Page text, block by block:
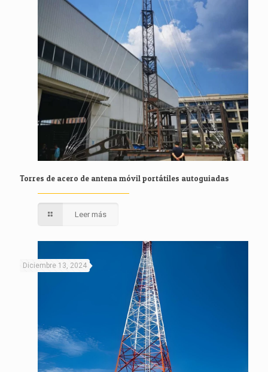
Torres de acero de antena móvil portátiles autoguiadas
Leer más
Diciembre 13, 2024